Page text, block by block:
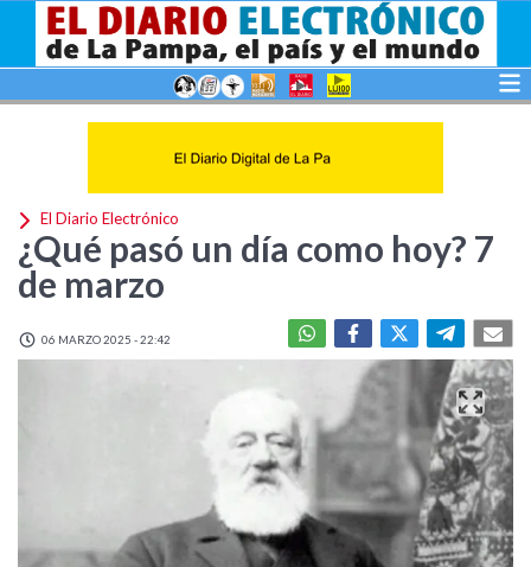
El Diario Electrónico
¿Qué pasó un día como hoy? 7
de marzo
06 MARZO 2025 - 22:42